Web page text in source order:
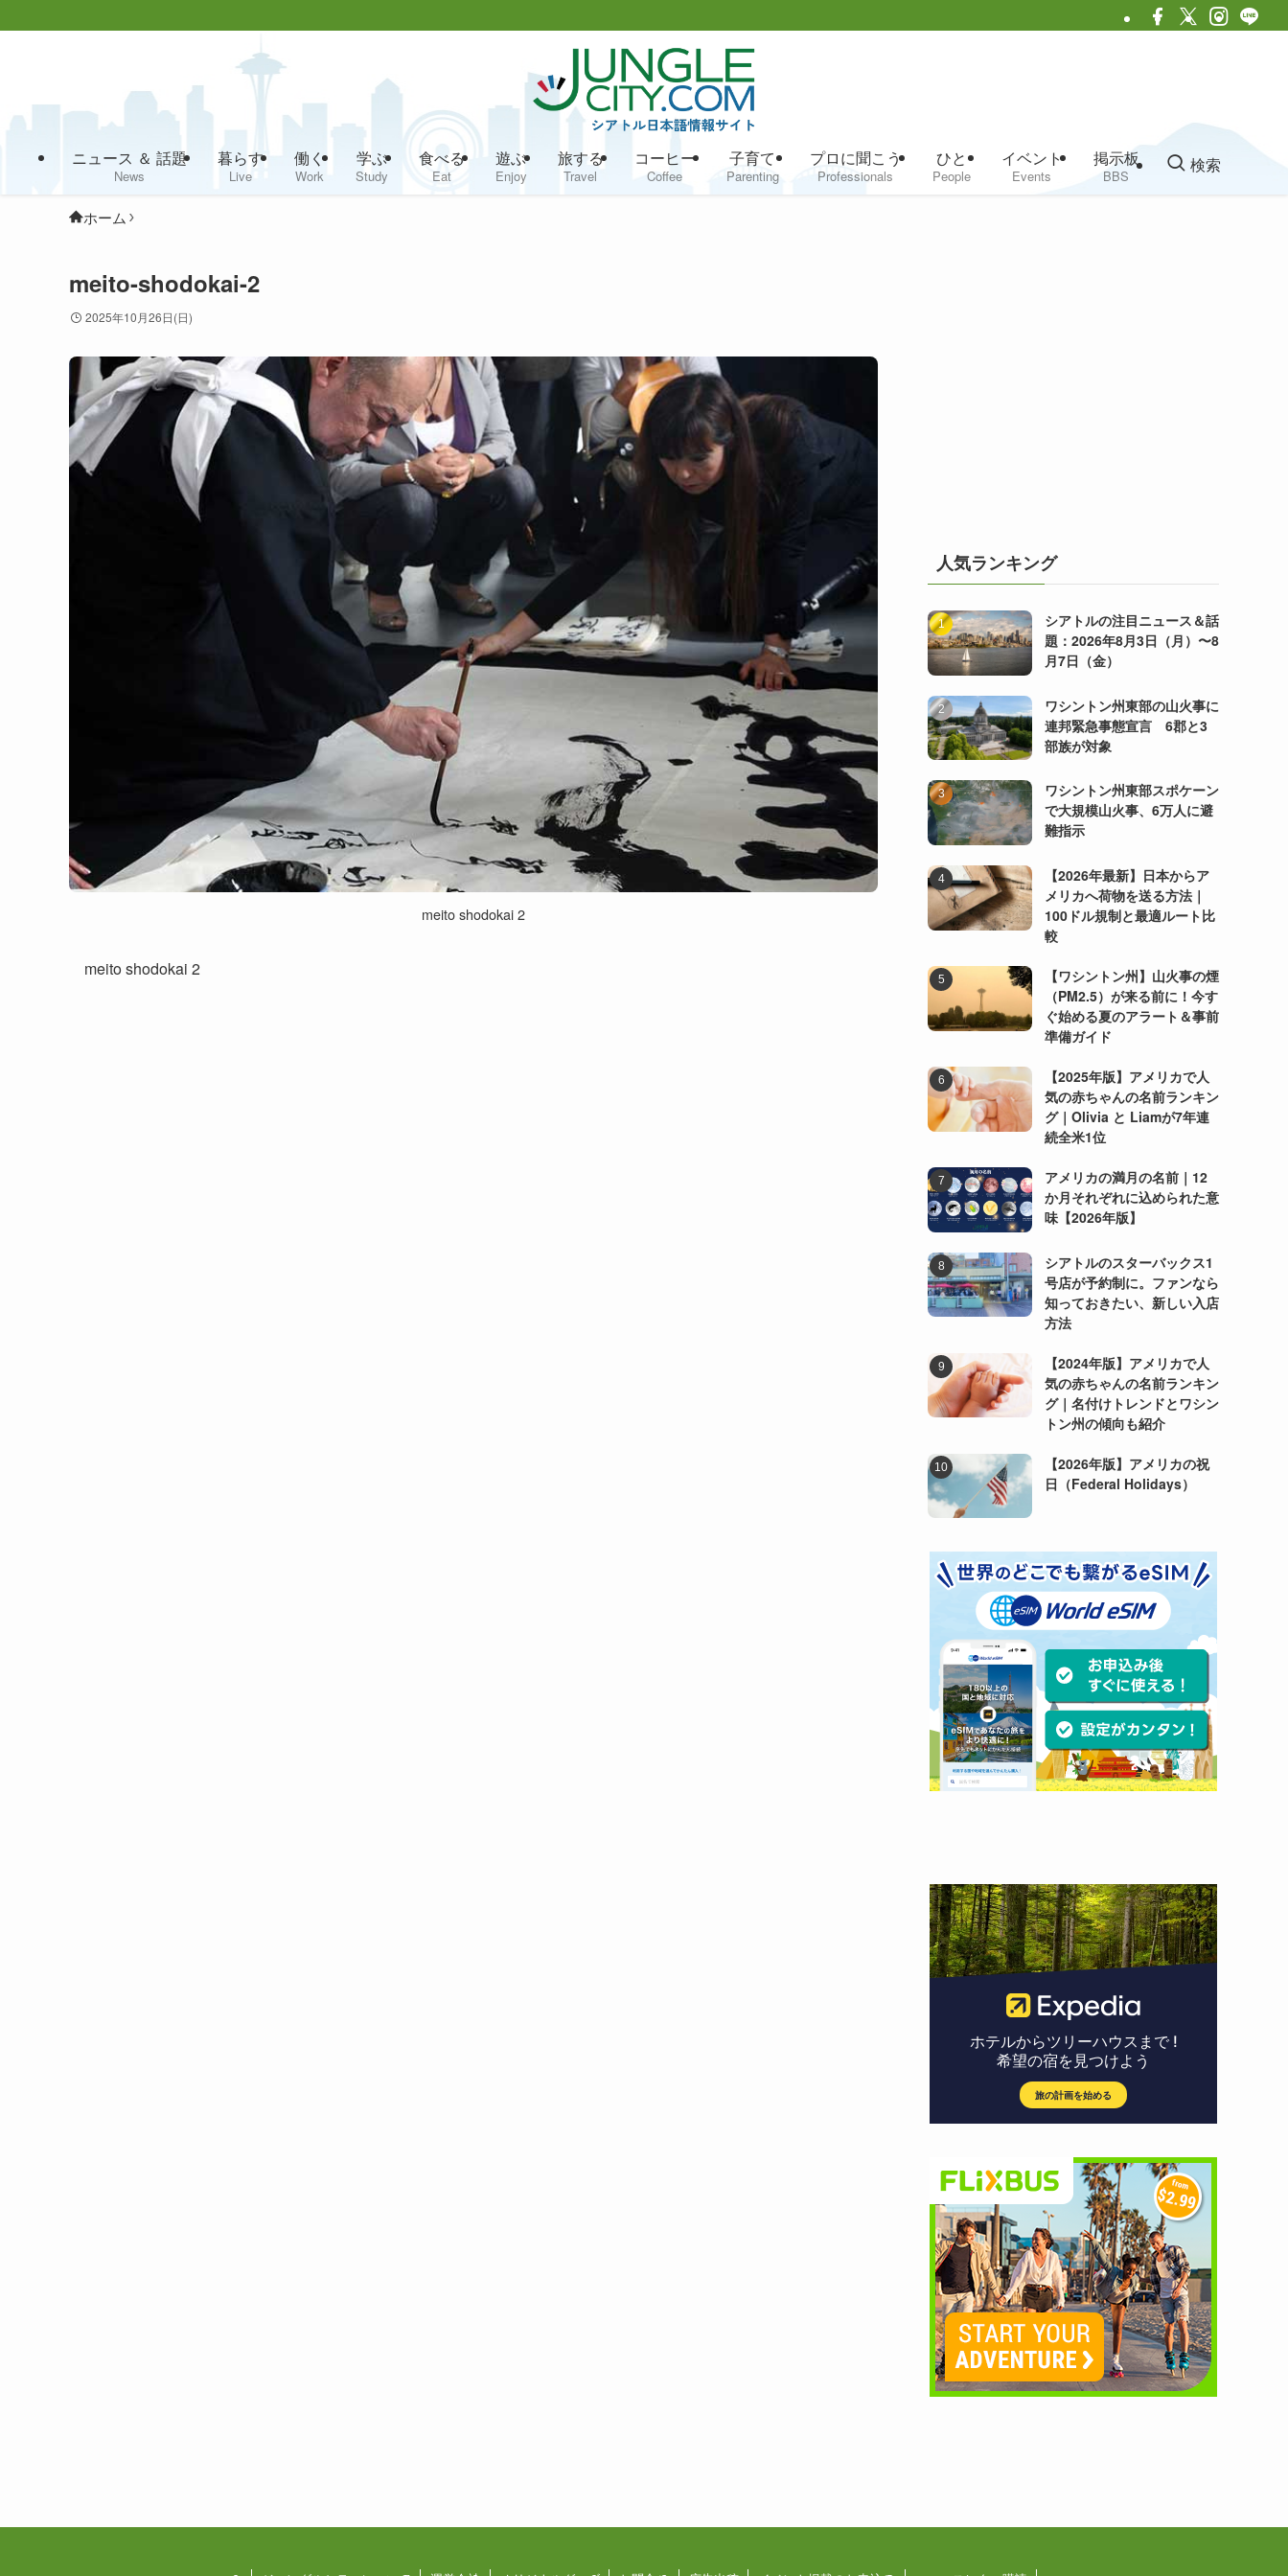
ニュース ＆ 話題
News
暮らす
Live
働く
Work
学ぶ
Study
食べる
Eat
遊ぶ
Enjoy
旅する
Travel
コーヒー
Coffee
子育て
Parenting
プロに聞こう
Professionals
ひと
People
イベント
Events
掲示板
BBS
検索
ホーム
meito-shodokai-2
2025年10月26日(日)
meito shodokai 2
meito shodokai 2
人気ランキング
シアトルの注目ニュース＆話
題：2026年8月3日（月）〜8
月7日（金）
ワシントン州東部の山火事に
連邦緊急事態宣言 6郡と3
部族が対象
ワシントン州東部スポケーン
で大規模山火事、6万人に避
難指示
【2026年最新】日本からア
メリカへ荷物を送る方法｜
100ドル規制と最適ルート比
較
【ワシントン州】山火事の煙
（PM2.5）が来る前に！今す
ぐ始める夏のアラート＆事前
準備ガイド
【2025年版】アメリカで人
気の赤ちゃんの名前ランキン
グ｜Olivia と Liamが7年連
続全米1位
アメリカの満月の名前｜12
か月それぞれに込められた意
味【2026年版】
シアトルのスターバックス1
号店が予約制に。ファンなら
知っておきたい、新しい入店
方法
【2024年版】アメリカで人
気の赤ちゃんの名前ランキン
グ｜名付けトレンドとワシン
トン州の傾向も紹介
【2026年版】アメリカの祝
日（Federal Holidays）